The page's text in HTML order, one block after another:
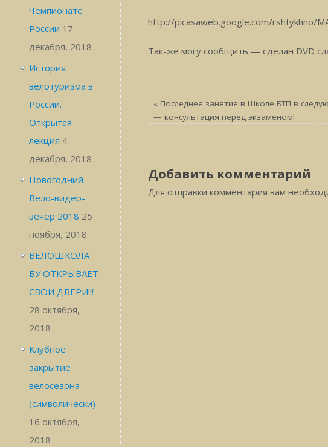
http://picasaweb.google.com/rshtykhno/
Так-же могу сообщить — сделан DVD
«Последнее занятие в Школе БТП в
— консультация перед экзаменом!
Добавить комментарий
Для отправки комментария вам
Чемпионате
России 17
декабря, 2018
История
велотуризма в
России.
Открытая
лекция 4
декабря, 2018
Новогодний
Вело-видео-
вечер 2018 25
ноября, 2018
ВЕЛОШКОЛА
БУ ОТКРЫВАЕТ
СВОИ ДВЕРИ!!!
28 октября,
2018
Клубное
закрытие
велосезона
(символически)
16 октября,
2018